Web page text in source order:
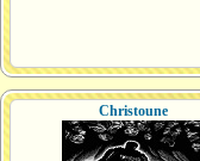
Christoune